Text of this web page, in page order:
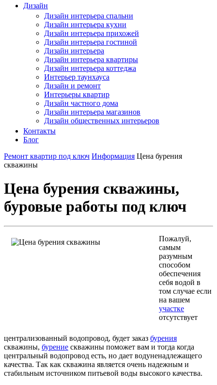
Дизайн
Дизайн интерьера спальни
Дизайн интерьера кухни
Дизайн интерьера прихожей
Дизайн интерьера гостиной
Дизайн интерьера
Дизайн интерьера квартиры
Дизайн интерьера коттеджа
Интерьер таунхауса
Дизайн и ремонт
Интерьеры квартир
Дизайн частного дома
Дизайн интерьера магазинов
Дизайн общественных интерьеров
Контакты
Блог
Ремонт квартир под ключ Информация Цена бурения
скважины
Цена бурения скважины,
буровые работы под ключ
Пожалуй,
самым
разумным
способом
обеспечения
себя водой в
том случае если
на вашем
участке
отсутствует
централизованный водопровод, будет заказ бурения
скважины, бурение скважины поможет вам и тогда когда
центральный водопровод есть, но дает водуненадлежащего
качества. Так как скважина является очень надежным и
стабильным источником питьевой воды высокого качества.